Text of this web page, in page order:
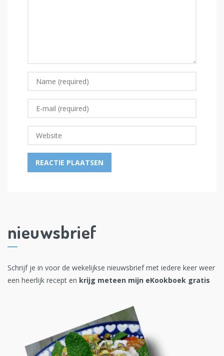
nieuwsbrief
Schrijf je in voor de wekelijkse nieuwsbrief met iedere keer weer
een heerlijk recept en krijg meteen mijn eKookboek gratis